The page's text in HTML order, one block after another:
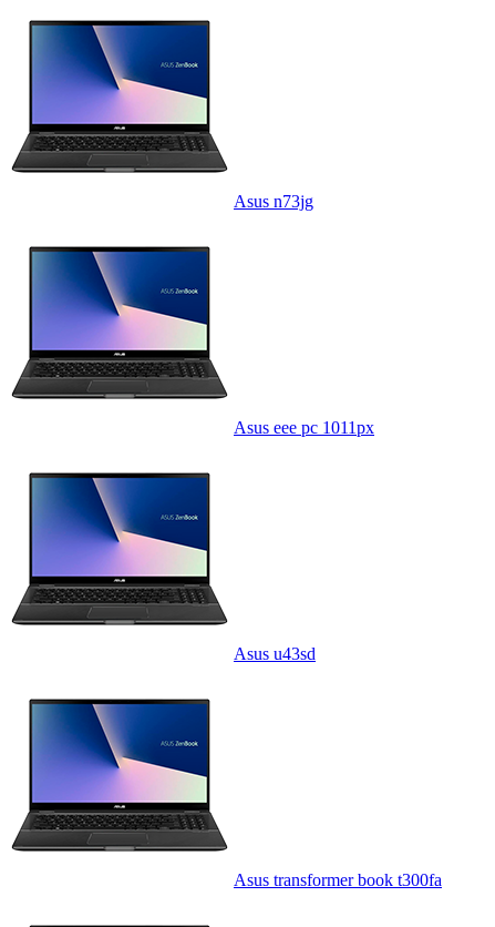
Asus n73jg
Asus eee pc 1011px
Asus u43sd
Asus transformer book t300fa